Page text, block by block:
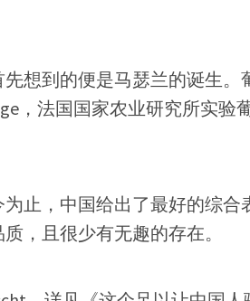
想到的便是马瑟兰的诞生。
，法国国家农业研究所实验
止，中国给出了最好的综合
，且很少有无趣的存在。